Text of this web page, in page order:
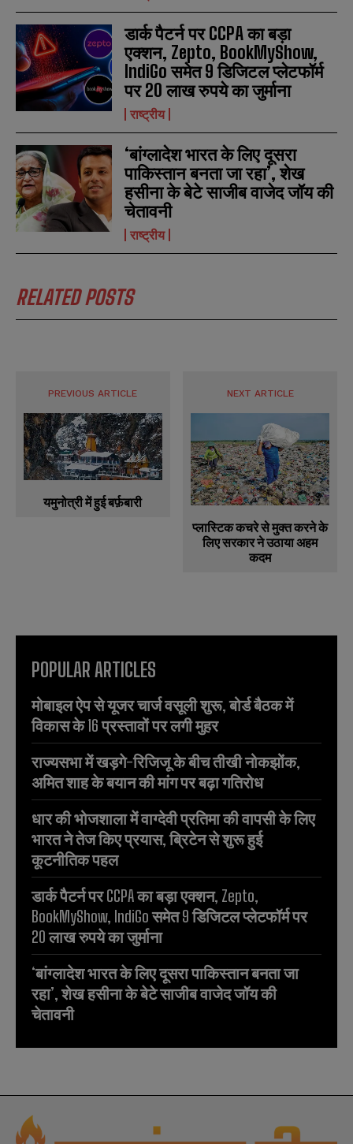
N
a
e
*
l
N
u
b
r
SUBMIT
N
a
e
*
l
N
u
b
r
SUBMIT
डार्क पैटर्न पर CCPA का बड़ा
एक्शन, Zepto, BookMyShow,
IndiGo समेत 9 डिजिटल प्लेटफॉर्म
पर 20 लाख रुपये का जुर्माना
राष्ट्रीय
‘बांग्लादेश भारत के लिए दूसरा
पाकिस्तान बनता जा रहा’, शेख
हसीना के बेटे साजीब वाजेद जॉय की
चेतावनी
राष्ट्रीय
RELATED POSTS
PREVIOUS ARTICLE
यमुनोत्री में हुई बर्फ़बारी
NEXT ARTICLE
प्लास्टिक कचरे से मुक्त करने के
लिए सरकार ने उठाया अहम
कदम
POPULAR ARTICLES
मोबाइल ऐप से यूजर चार्ज वसूली शुरू, बोर्ड बैठक में
विकास के 16 प्रस्तावों पर लगी मुहर
राज्यसभा में खड़गे-रिजिजू के बीच तीखी नोकझोंक,
अमित शाह के बयान की मांग पर बढ़ा गतिरोध
धार की भोजशाला में वाग्देवी प्रतिमा की वापसी के लिए
भारत ने तेज किए प्रयास, ब्रिटेन से शुरू हुई
कूटनीतिक पहल
डार्क पैटर्न पर CCPA का बड़ा एक्शन, Zepto,
BookMyShow, IndiGo समेत 9 डिजिटल प्लेटफॉर्म पर
20 लाख रुपये का जुर्माना
‘बांग्लादेश भारत के लिए दूसरा पाकिस्तान बनता जा
रहा’, शेख हसीना के बेटे साजीब वाजेद जॉय की
चेतावनी